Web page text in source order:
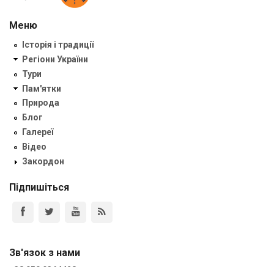
Меню
Історія і традиції
Регіони України
Тури
Пам'ятки
Природа
Блог
Галереї
Відео
Закордон
Підпишіться
Зв'язок з нами